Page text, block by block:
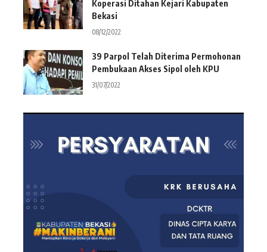
Koperasi Ditahan Kejari Kabupaten
Bekasi
08/12/2022
39 Parpol Telah Diterima Permohonan
Pembukaan Akses Sipol oleh KPU
31/07/2022